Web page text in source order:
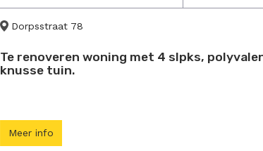
Dorpsstraat 78
Te renoveren woning met 4 slpks,
knusse tuin.
Meer info